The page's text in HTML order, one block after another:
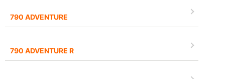
790 ADVENTURE
790 ADVENTURE R